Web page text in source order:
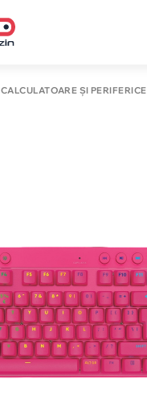
CALCULATOARE ȘI PERIFERICE